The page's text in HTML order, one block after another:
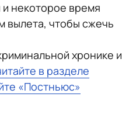
и некоторое время
вылета, чтобы сжечь
хронике и
в разделе
«Постньюс»